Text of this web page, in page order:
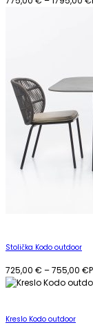
Stolička Kodo outdoor
725,00 € –755,00 €
Kreslo Kodo outdoor